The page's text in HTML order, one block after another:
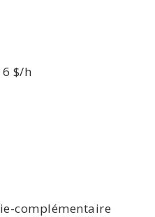
$/h
complémentaire